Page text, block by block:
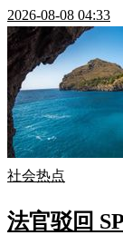
2026-08-08 04:33
社会热点
法官驳回